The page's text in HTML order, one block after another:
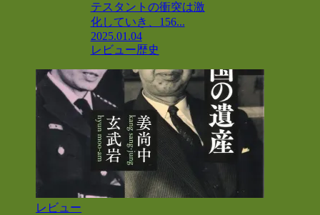
テスタントの衝突は激
化していき、156...
2025.01.04
レビュー歴史
レビュー